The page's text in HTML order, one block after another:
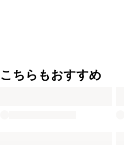
こちらもおすすめ